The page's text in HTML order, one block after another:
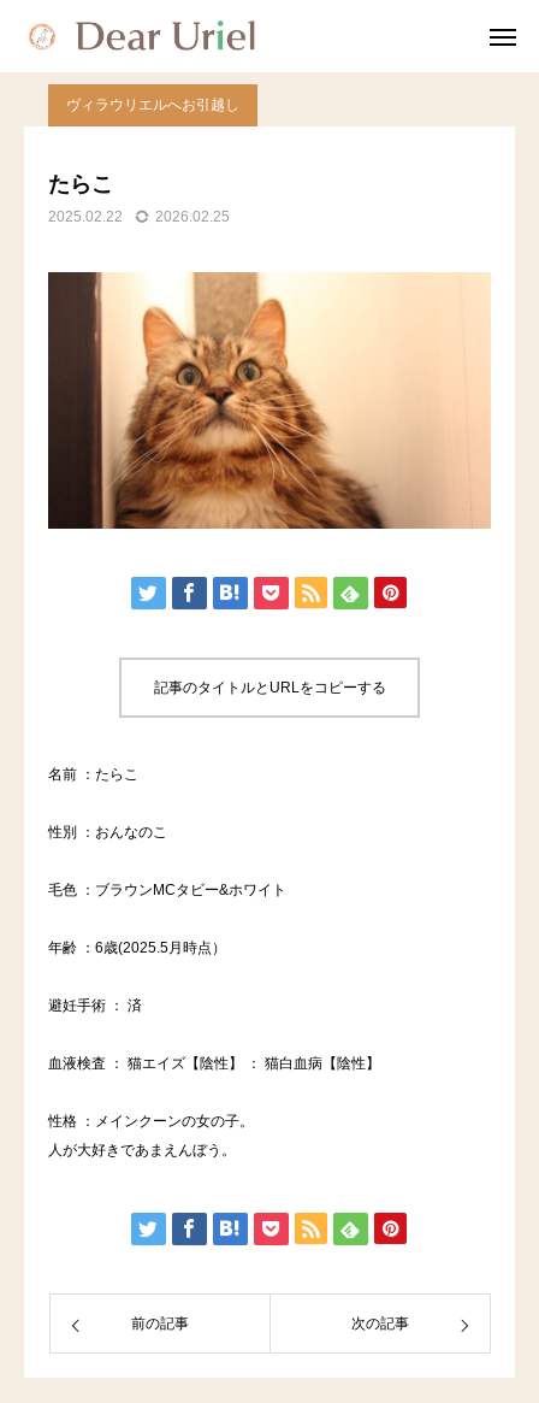
blog ヴィラウリエルへお引越し
ヴィラウリエルへお引越し
たらこ
2025.02.22 2026.02.25
記事のタイトルとURLをコピーする
名前 ：たらこ
性別 ：おんなのこ
毛色 ：ブラウンMCタビー&ホワイト
年齢 ：6歳(2025.5月時点）
避妊手術 ： 済
血液検査 ： 猫エイズ【陰性】 ： 猫白血病【陰性】
性格 ：メインクーンの女の子。
人が大好きであまえんぼう。
前の記事 次の記事
ディアウリエルについて
就労継続支援B型とは
相談と利用方法